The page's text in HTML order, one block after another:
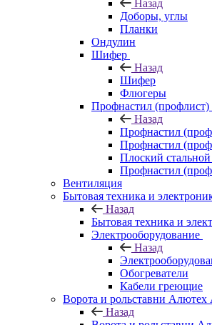
Назад
Доборы, углы
Планки
Ондулин
Шифер
Назад
Шифер
Флюгеры
Профнастил (профлист)
Назад
Профнастил
Профнастил
Плоский стальной
Профнастил
Вентиляция
Бытовая техника и
Назад
Бытовая техника и
Электрооборудование
Назад
Обогреватели
Кабели греющие
Ворота и рольставни Алютех
Назад